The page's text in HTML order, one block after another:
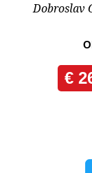
Dobroslav